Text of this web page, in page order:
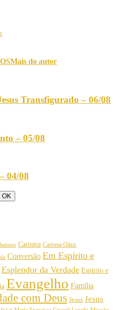
Mais do autor
Transfigurado – 06/08
– 05/08
04/08
Carisma Carisma Oásis
Conversão Em Espírito e
Esplendor da Verdade Espírito e
Evangelho Família
com Deus Jesus Jesus